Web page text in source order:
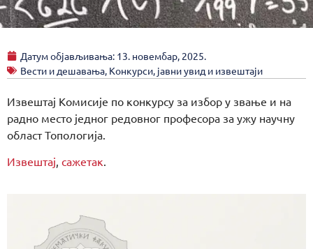
Датум објављивања: 13. новембар, 2025.
Вести и дешавања, Конкурси, јавни увид и извештаји
Извештај Комисије по конкурсу за избор у звање и на
радно место једног редовног професора за ужу научну
област Топологија.
Извештај, сажетак.